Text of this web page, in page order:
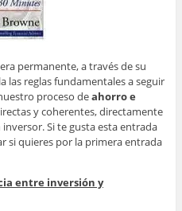
permanente, a través de su
las reglas fundamentales a seguir
proceso deahorro e
y coherentes, directamente
Si te gusta esta entrada
si quieres por la primera entrada
entre inversión y